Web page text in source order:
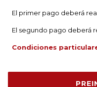
El primer pago deberá
El segundo pago deberá
Condiciones